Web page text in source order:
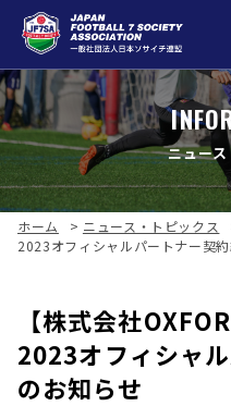
ニュー
ホーム > ニュース・トピックス
2023オフィシャルパートナー契
【株式会社
2023オフィシャ
のお知らせ